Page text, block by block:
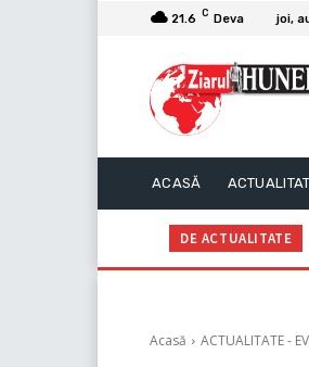
21.6 C Deva joi,
ACASĂ
DE ACTUALITATE
Acasă ACTUALITATE -